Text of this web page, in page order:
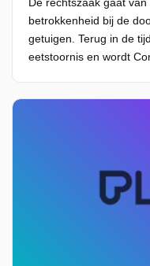
betrokkenheid bij de
getuigen. Terug in de
eetstoornis en wordt